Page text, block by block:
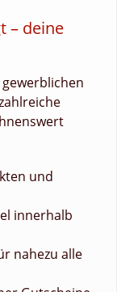
– deine
und
innerhalb
nahezu alle